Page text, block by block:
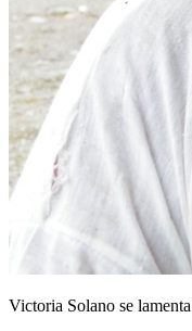
Victoria Solano se